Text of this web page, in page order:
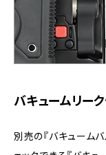
バキュームリー
別売の『バキューム